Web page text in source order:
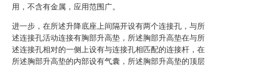
用，不含有金属，应用范围广。
进一步，在所述升降底座上间隔开设有两个连接孔，与所
述连接孔活动连接有胸部升高垫，所述胸部升高垫在与所
述连接孔相对的一侧上设有与连接孔相匹配的连接杆，在
所述胸部升高垫的内部设有气囊，所述胸部升高垫的顶层